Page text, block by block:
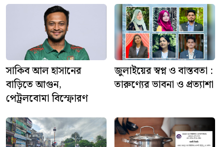
সাকিব আল হাসানের
বাড়িতে আগুন,
পেট্রলবোমা বিস্ফোরণ
জুলাইয়ের স্বপ্ন ও বাস্তবতা :
তারুণ্যের ভাবনা ও প্রত্যাশা